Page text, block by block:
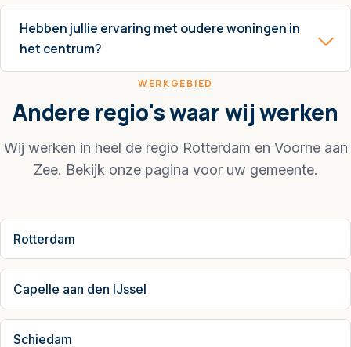
Hebben jullie ervaring met oudere woningen in
het centrum?
WERKGEBIED
Andere regio's waar wij werken
Wij werken in heel de regio Rotterdam en Voorne aan
Zee. Bekijk onze pagina voor uw gemeente.
Rotterdam
Capelle aan den IJssel
Schiedam